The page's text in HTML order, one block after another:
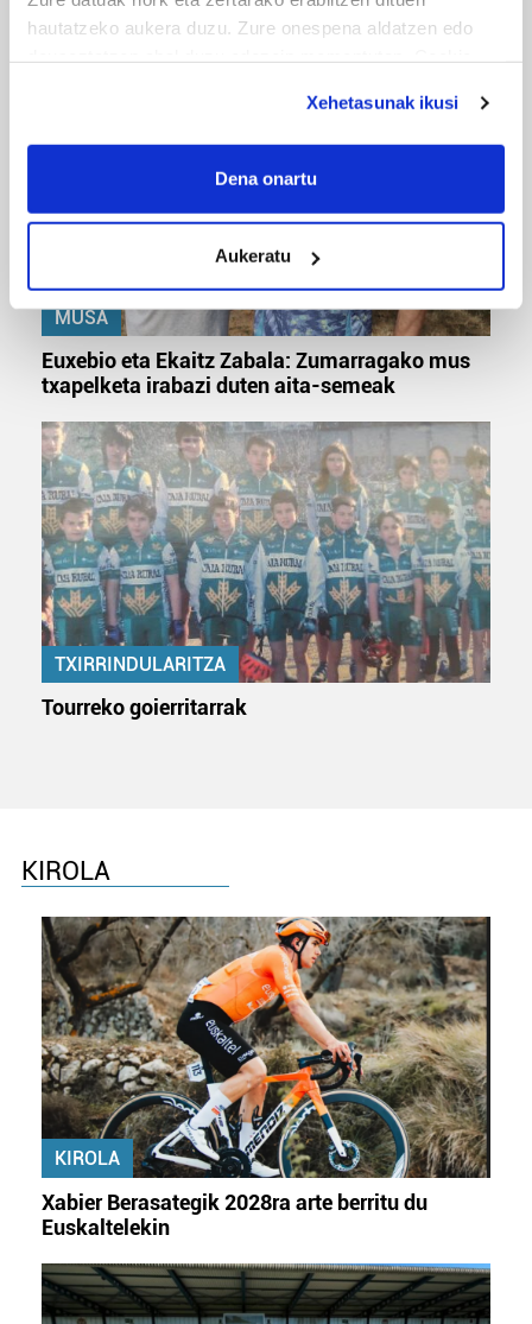
hautatzeko aukera duzu. Zure onespena aldatzen edo
If you allow, we would also like to:
Collect information about your geographical
Identify your device by actively scanning it for
specific characteristics (fingerprinting)
Find out more about how your personal data is processed
and set your preferences in the
details section
prozesatzen ditugu, zure IP zenbakia, besteak beste,
teknologia erabiliz, cookieak adibidez, iragarki eta eduki
pertsonalizatuak eskaintzeko, iragarkiak eta edukia
neurtzeko, jendeari buruzko informazioa biltzeko eta
produktuak garatzeko. Zure datuak nork eta zertarako
erabiltzen dituen hauta dezakezu.
Bazkide batzuek ez dizute baimenik eskatzen, eta beren
interes komertzial legitimoetan babesten dira. Ikusi gure
duten interes legitimoa eta horren aurka nola egin
datuen atalean. Edozein unetan alda edo ken dezakezu
zure baimena Cookieen adierazpenean.
Webgune honek cookie propioak eta hirugarrenen cookie-
fitxategiak erabiltzen ditu. Zure esperientzia eta
zerbitzuak hobetzeko asmoz, cookie teknologiaz
baliatzen gara. Ohar hau onartuz gero, teknologia hori
erabiltzeko baimen esplizitua ematen diguzu.Gehiago
irakurri
Xehetasunak ikusi
Dena onartu
Aukeratu
Odik berria ezagutzeko aukera 'KimiK' eta
'Amaaaa!' abestiekin
MUSA
Euxebio eta Ekaitz Zabala: Zumarragako mus
txapelketa irabazi duten aita-semeak
TXIRRINDULARITZA
Tourreko goierritarrak
KIROLA
KIROLA
Xabier Berasategik 2028ra arte berritu du
Euskaltelekin